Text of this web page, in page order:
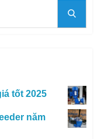
tốt 2025
năm